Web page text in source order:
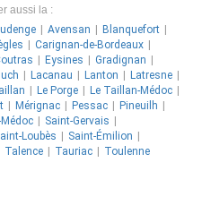
aussi la :
Avensan
Blanquefort
Carignan-de-Bordeaux
Eysines
Gradignan
Lacanau Lanton
Latresne
Le Porge
Le Taillan-Médoc
Mérignac Pessac
Pineuilh
Saint-Gervais
Loubès
Saint-Émilion
Talence Tauriac Toulenne